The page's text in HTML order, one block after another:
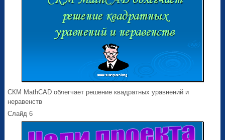
СКМ MathCAD облегчает решение квадратных уравнений и
неравенств
Слайд 6